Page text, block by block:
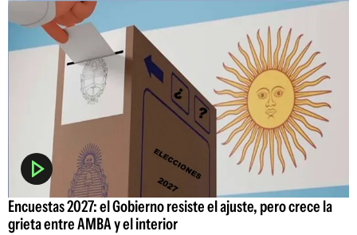
Encuestas 2027: el Gobierno resiste el ajuste, pero crece la
grieta entre AMBA y el interior